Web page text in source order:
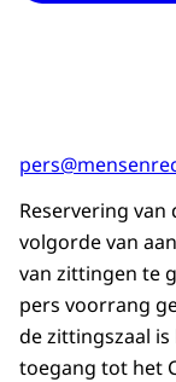
Reservering
volgorde van
van zittingen te
pers voorrang
de zittingszaal
toegang tot het